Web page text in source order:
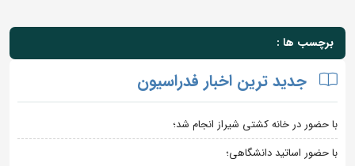
برچسب ها :
جدید ترین اخبار فدراسیون
با حضور در خانه کشتی شیراز انجام شد؛
با حضور اساتید دانشگاهی؛